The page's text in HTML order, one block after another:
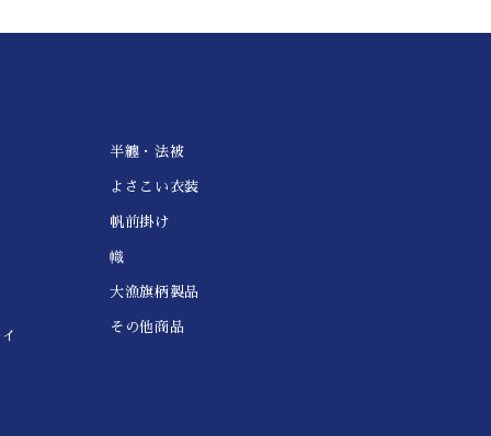
半纏・法被
よさこい衣装
帆前掛け
幟
大漁旗柄製品
その他商品